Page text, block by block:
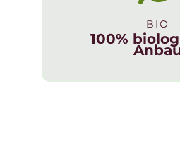
BIO
100%